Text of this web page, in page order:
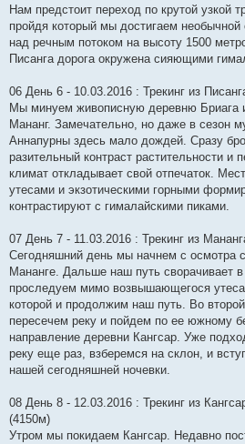
Нам предстоит переход по крутой узкой
пройдя который мы достигаем
над речным потоком на высоту 1500
Писанга дорога окружена сияющими
06 День 6 - 10.03.2016 : Трекинг из
Мы минуем живописную деревню Бриага
Мананг. Замечательно, но даже в сезон
Аннапурны здесь мало дождей. Сразу
разительный контраст растительности и
климат откладывает свой отпечаток.
утесами и экзотическими горными
контрастируют с гималайскими пиками.
07 День 7 - 11.03.2016 : Трекинг из
Сегодняшний день мы начнем с осмотра
Мананге. Дальше наш путь сворачивает
проследуем мимо возвышающегося
которой и продолжим наш путь. Во
пересечем реку и пойдем по ее южному
направление деревни Кангсар. Уже
реку еще раз, взберемся на склон, и
нашей сегодняшней ночевки.
08 День 8 - 12.03.2016 : Трекинг из
(4150м)
Утром мы покидаем Кангсар. Недавно